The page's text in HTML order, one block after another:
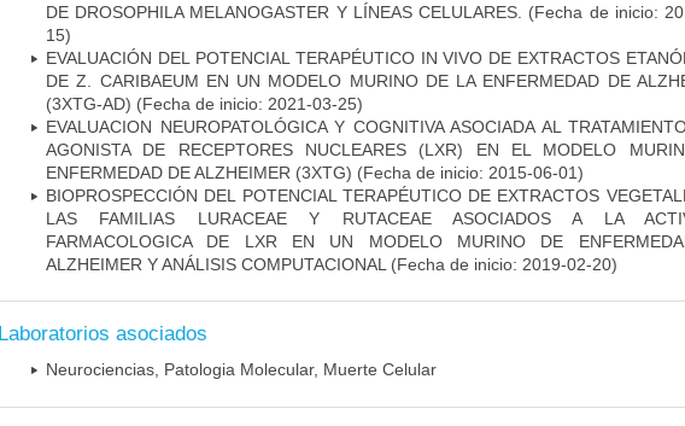
DE DROSOPHILA MELANOGASTER Y LÍNEAS CELULARES.
(Fecha de inicio:
15)
EVALUACIÓN DEL POTENCIAL TERAPÉUTICO IN VIVO DE EXTRACTOS
DE Z. CARIBAEUM EN UN MODELO MURINO DE LA ENFERMEDAD DE
(3XTG-AD) (Fecha de inicio: 2021-03-25)
EVALUACION NEUROPATOLÓGICA Y COGNITIVA ASOCIADA AL
AGONISTA DE RECEPTORES NUCLEARES (LXR) EN EL MODELO
ENFERMEDAD DE ALZHEIMER (3XTG) (Fecha de inicio: 2015-06-01)
BIOPROSPECCIÓN DEL POTENCIAL TERAPÉUTICO DE EXTRACTOS
LAS FAMILIAS LURACEAE Y RUTACEAE ASOCIADOS A LA
FARMACOLOGICA DE LXR EN UN MODELO MURINO DE
ALZHEIMER Y ANÁLISIS COMPUTACIONAL (Fecha de inicio: 2019-02-20)
Laboratorios asociados
Neurociencias, Patologia Molecular, Muerte Celular